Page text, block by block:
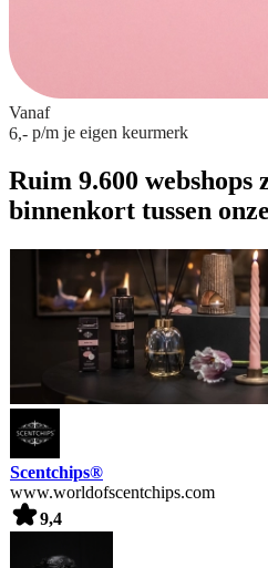
Vanaf
6,- p/m je eigen keurmerk
Ruim 9.600
binnenkort tussen
Scentchips®
www.worldofscentchips.com
9,4